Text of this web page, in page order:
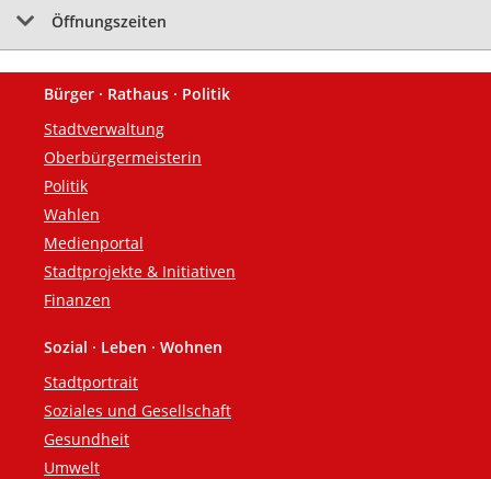
Öffnungszeiten
Fußzeile
Bürger · Rathaus · Politik
Stadtverwaltung
Oberbürgermeisterin
Politik
Wahlen
Medienportal
Stadtprojekte & Initiativen
Finanzen
Sozial · Leben · Wohnen
Stadtportrait
Soziales und Gesellschaft
Gesundheit
Umwelt